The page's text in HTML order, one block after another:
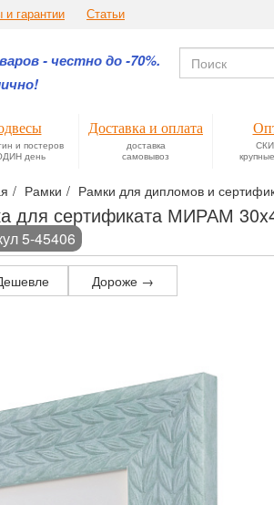
и гарантии Статьи
- честно до -70%.
и постеров
день
Доставка и оплата
доставка
самовывоз
Рамки Рамки для дипломов и
для сертификата МИРАМ
5-45406
Дороже →